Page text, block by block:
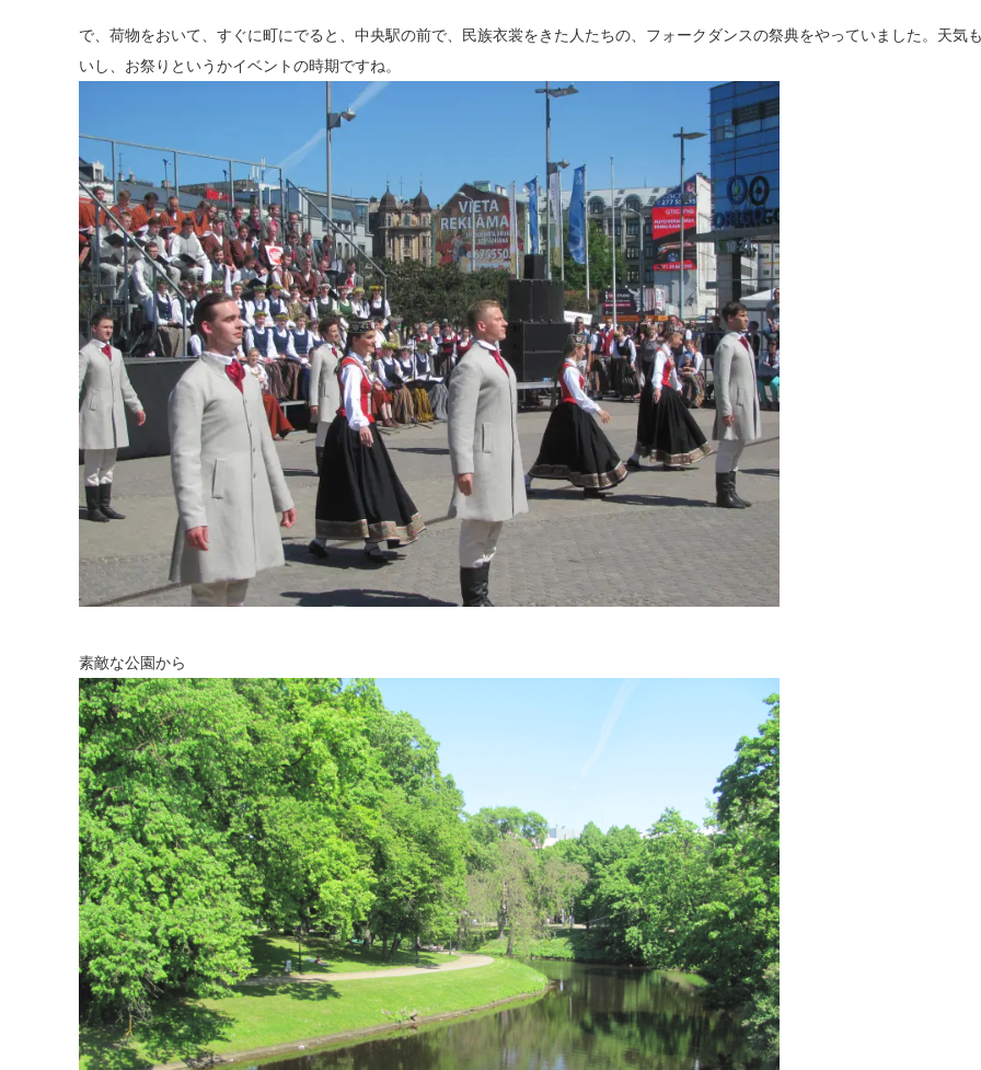
で、荷物をおいて、すぐに町にでると、中央駅の前で、民族衣裳をきた人たちの、フォークダンスの祭典をやっていました。天気
いし、お祭りというかイベントの時期ですね。
素敵な公園から